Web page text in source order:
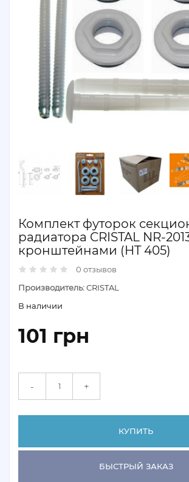
Комплект футорок
радиатора CRISTAL NR-
кронштейнами (HT 405)
0 отзывов
Производитель:CRISTAL
В наличии
101 грн
- +
КУПИТЬ
БЫСТРЫЙ ЗАКАЗ